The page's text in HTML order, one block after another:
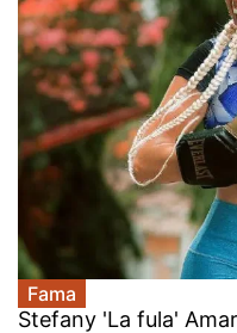
Fama
Stefany 'La fula'